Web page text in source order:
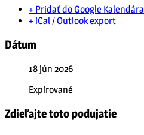
+ Pridať do Google Kalendára
+ iCal / Outlook export
Dátum
18 jún 2026
Expirované
Zdieľajte toto podujatie